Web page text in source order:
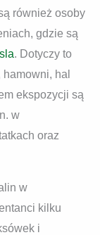
również osoby
gdzie są
. Dotyczy to
hal
ekspozycji są
w
oraz
w
kilku
i